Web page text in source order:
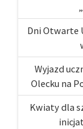
Dni Otwarte
Wyjazd
Olecku na
Kwiaty dla